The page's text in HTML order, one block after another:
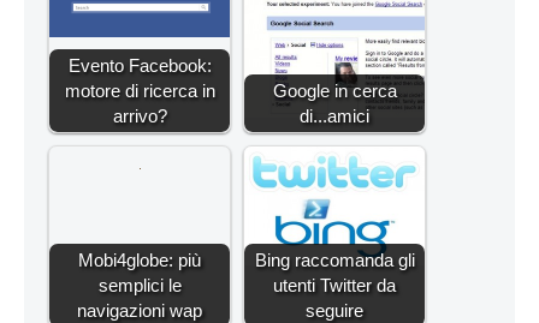
Evento Facebook:
motore di ricerca in
arrivo?
Google in cerca
di...amici
Mobi4globe: più
semplici le
navigazioni wap
Bing raccomanda gli
utenti Twitter da
seguire